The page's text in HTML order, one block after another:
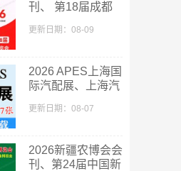
刊、 第18届成都
览会暨文创旅游商
更新日期：08-09
2026 APES上海国
际汽配展、上海汽
【857张】
更新日期：08-07
​2026新疆农博会会
刊、第24届中国新